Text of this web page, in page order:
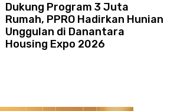
Dukung Program 3 Juta
Rumah, PPRO Hadirkan Hunian
Unggulan di Danantara
Housing Expo 2026